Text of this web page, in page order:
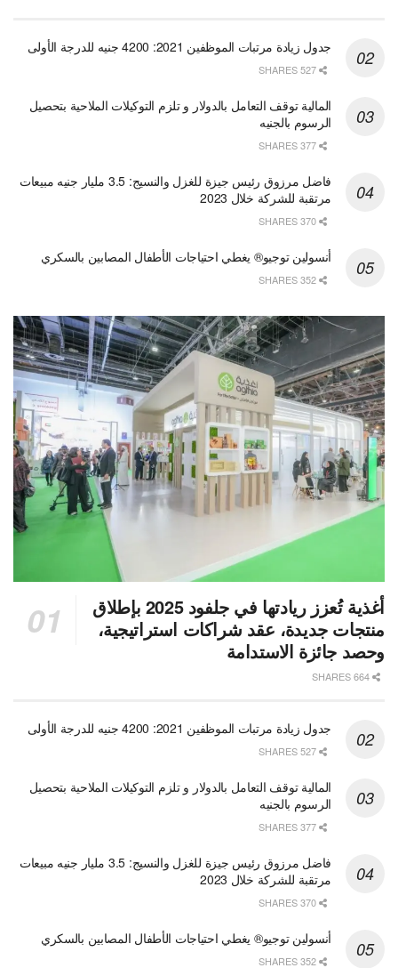
جدول زيادة مرتبات الموظفين 2021: 4200 جنيه للدرجة الأولى
المالية توقف التعامل بالدولار و تلزم التوكيلات الملاحية بتحصيل
الرسوم بالجنيه
فاضل مرزوق رئيس جيزة للغزل والنسيج: 3.5 مليار جنيه مبيعات
مرتقبة للشركة خلال 2023
أنسولين توجيو® يغطي احتياجات الأطفال المصابين بالسكري
أغذية تُعزز ريادتها في جلفود 2025 بإطلاق
منتجات جديدة، عقد شراكات استراتيجية،
وحصد جائزة الاستدامة
جدول زيادة مرتبات الموظفين 2021: 4200 جنيه للدرجة الأولى
المالية توقف التعامل بالدولار و تلزم التوكيلات الملاحية بتحصيل
الرسوم بالجنيه
فاضل مرزوق رئيس جيزة للغزل والنسيج: 3.5 مليار جنيه مبيعات
مرتقبة للشركة خلال 2023
أنسولين توجيو® يغطي احتياجات الأطفال المصابين بالسكري